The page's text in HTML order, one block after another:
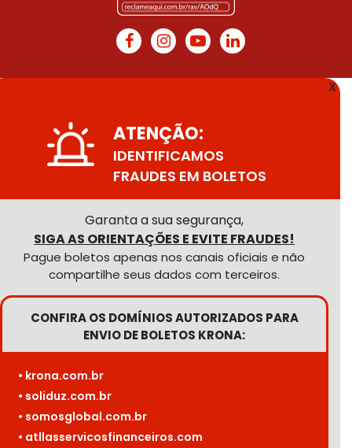
X
ATENÇÃO:
IDENTIFICAMOS
FRAUDES EM BOLETOS
Garanta a sua segurança,
SIGA AS ORIENTAÇÕES E EVITE FRAUDES!
Pague boletos apenas nos canais oficiais e não
compartilhe seus dados com terceiros.
CONFIRA OS DOMÍNIOS AUTORIZADOS PARA
ENVIO DE BOLETOS KRONA:
• krona.com.br
• soliduz.com.br
• somosglobal.com.br
• atllasservicosfinanceiros.com